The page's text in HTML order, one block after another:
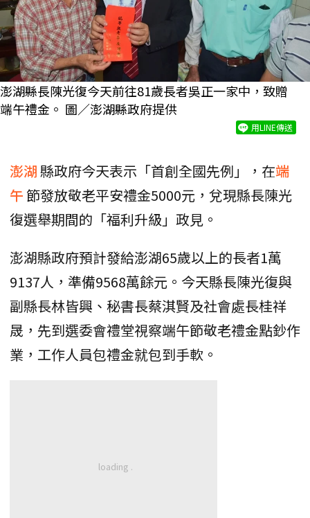
澎湖縣長陳光復今天前往81歲長者吳正一家中，致贈
端午禮金。 圖／澎湖縣政府提供
用LINE傳送
澎湖縣政府今天表示「首創全國先例」，在端
午 節發放敬老平安禮金5000元，兌現縣長陳光
復選舉期間的「福利升級」政見。
澎湖縣政府預計發給澎湖65歲以上的長者1萬
9137人，準備9568萬餘元。今天縣長陳光復與
副縣長林皆興、秘書長蔡淇賢及社會處長桂祥
晟，先到選委會禮堂視察端午節敬老禮金點鈔作
業，工作人員包禮金就包到手軟。